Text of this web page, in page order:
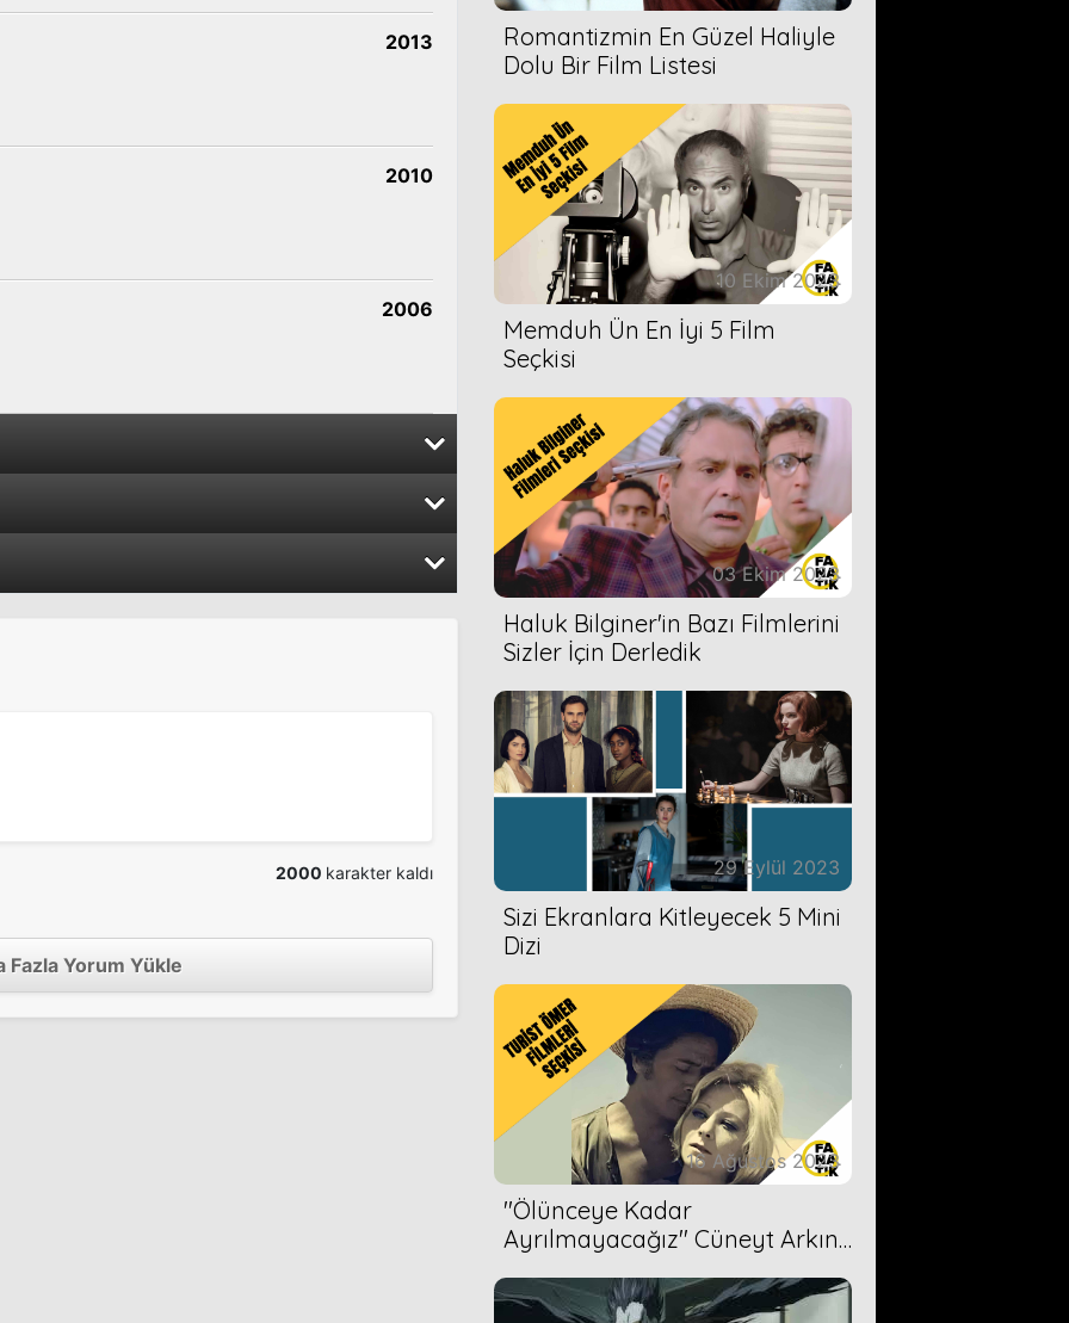
2013
2010
2006
2015
2015
2000 karakter kaldı
Fazla Yorum Yükle
Romantizmin En Güzel Haliyle
Dolu Bir Film Listesi
10 Ekim 2023
Memduh Ün En İyi 5 Film
Seçkisi
03 Ekim 2023
Haluk Bilginer'in Bazı Filmlerini
Sizler İçin Derledik
29 Eylül 2023
Sizi Ekranlara Kitleyecek 5 Mini
Dizi
16 Ağustos 2023
''Ölünceye Kadar
Ayrılmayacağız'' Cüneyt Arkın-